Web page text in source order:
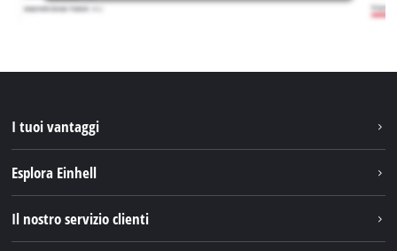
I tuoi vantaggi
Esplora Einhell
Il nostro servizio clienti